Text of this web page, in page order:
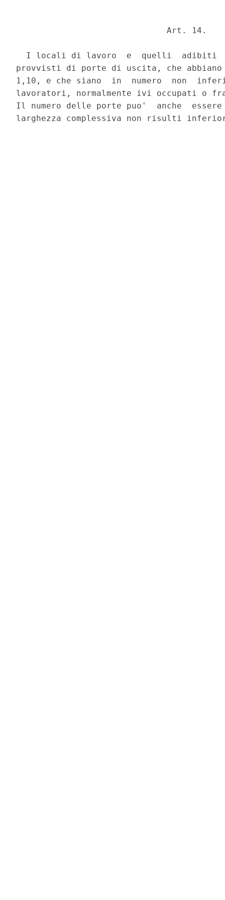
                              Art. 14.
I locali di lavoro  e  quelli  adibiti
provvisti di porte di uscita, che abbiano
1,10, e che siano  in  numero  non
lavoratori, normalmente ivi occupati o
Il numero delle porte puo'  anche